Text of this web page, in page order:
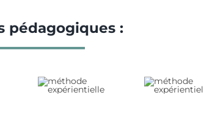
pédagogiques :